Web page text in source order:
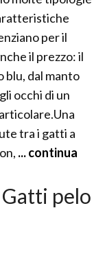
per il
il prezzo: il
blu, dal manto
occhi di un
tra i gatti a
... continua
pelo